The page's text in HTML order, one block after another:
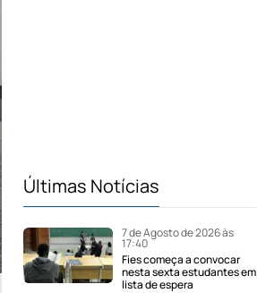
Últimas Notícias
7 de Agosto de 2026 às
17:40
Fies começa a convocar
nesta sexta estudantes em
lista de espera